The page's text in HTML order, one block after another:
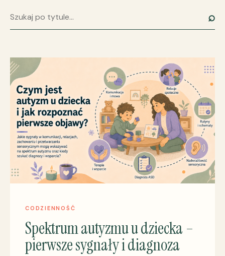
Szukaj artykułu ⌕
CODZIENNOŚĆ
Spektrum autyzmu u dziecka –
pierwsze sygnały i diagnoza